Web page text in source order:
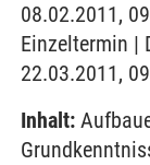
08.02.2011,
Einzeltermin |
22.03.2011,
Inhalt: